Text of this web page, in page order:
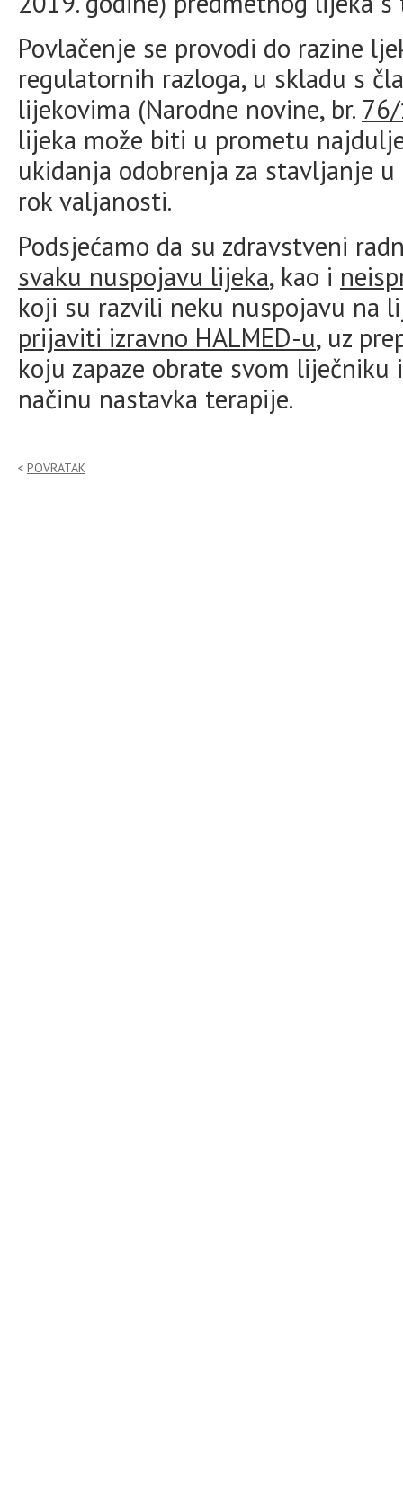
Povlačenje se provodi do razine
regulatornih razloga, u skladu s
lijekovima (Narodne novine, br.
lijeka može biti u prometu
ukidanja odobrenja za stavljanje
rok valjanosti.
Podsjećamo da su zdravstveni
svaku nuspojavu lijeka, kao i
koji su razvili neku nuspojavu na
prijaviti izravno HALMED-u, uz
koju zapaze obrate svom
načinu nastavka terapije.
POVRATAK